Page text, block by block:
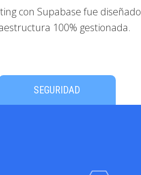
con Supabase fue diseñado
100% gestionada.
SEGURIDAD